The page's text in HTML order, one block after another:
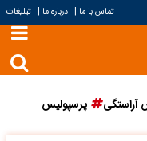
تماس با ما | درباره ما | تبلیغات
آراستگی پرسپولیس